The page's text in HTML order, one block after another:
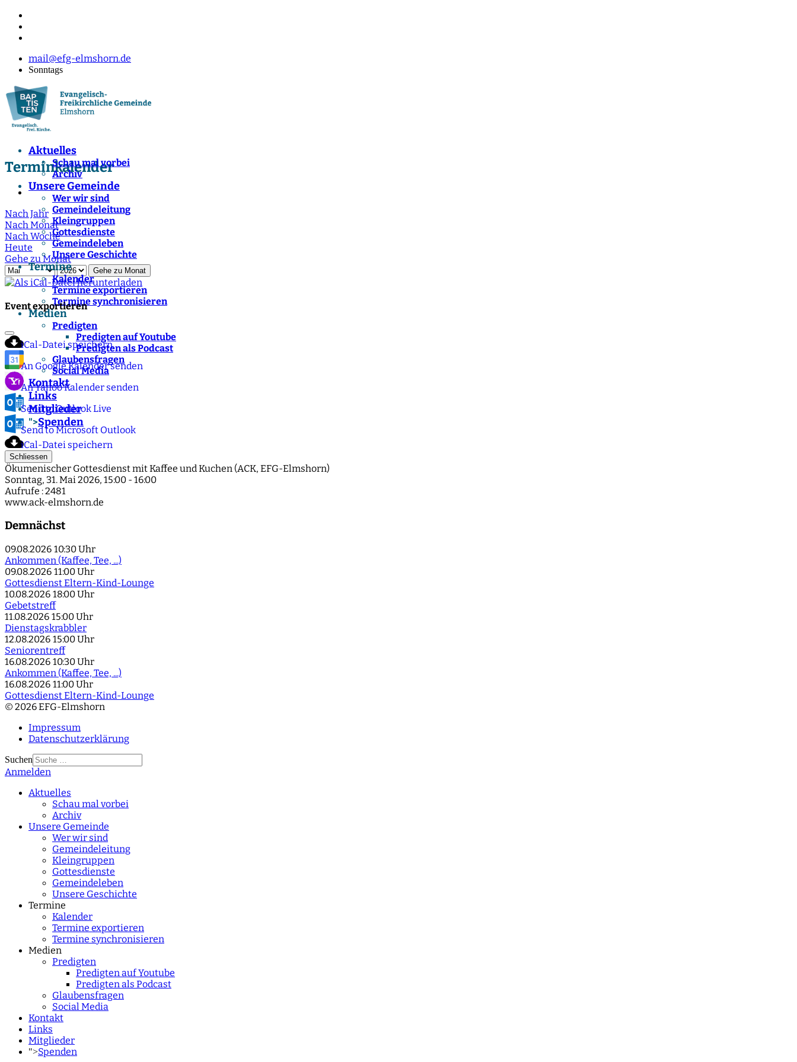
mail@efg-elmshorn.de
Sonntags
Aktuelles
Schau mal vorbei
Archiv
Unsere Gemeinde
Wer wir sind
Gemeindeleitung
Kleingruppen
Gottesdienste
Gemeindeleben
Unsere Geschichte
Termine
Kalender
Termine exportieren
Termine synchronisieren
Medien
Predigten
Predigten auf Youtube
Predigten als Podcast
Glaubensfragen
Social Media
Kontakt
Links
Mitglieder
">Spenden
Terminkalender
Nach Jahr
Nach Monat
Nach Woche
Heute
Gehe zu Monat
Gehe zu Monat
Event exportieren
iCal-Datei speichern
An Google Kalender senden
An Yahoo Kalender senden
Send to Outlook Live
Send to Microsoft Outlook
iCal-Datei speichern
Schliessen
Ökumenischer Gottesdienst mit Kaffee und Kuchen (ACK, EFG-Elmshorn)
Sonntag, 31. Mai 2026, 15:00 - 16:00
Aufrufe : 2481
www.ack-elmshorn.de
Demnächst
09.08.2026 10:30 Uhr
Ankommen (Kaffee, Tee, ...)
09.08.2026 11:00 Uhr
Gottesdienst Eltern-Kind-Lounge
10.08.2026 18:00 Uhr
Gebetstreff
11.08.2026 15:00 Uhr
Dienstagskrabbler
12.08.2026 15:00 Uhr
Seniorentreff
16.08.2026 10:30 Uhr
Ankommen (Kaffee, Tee, ...)
16.08.2026 11:00 Uhr
Gottesdienst Eltern-Kind-Lounge
© 2026 EFG-Elmshorn
Impressum
Datenschutzerklärung
Suchen
Type 2 or more
Anmelden
Aktuelles
Schau mal vorbei
Archiv
Unsere Gemeinde
Wer wir sind
Gemeindeleitung
Kleingruppen
Gottesdienste
Gemeindeleben
Unsere Geschichte
Termine
Kalender
Termine exportieren
Termine synchronisieren
Medien
Predigten
Predigten auf Youtube
Predigten als Podcast
Glaubensfragen
Social Media
Kontakt
Links
Mitglieder
">Spenden